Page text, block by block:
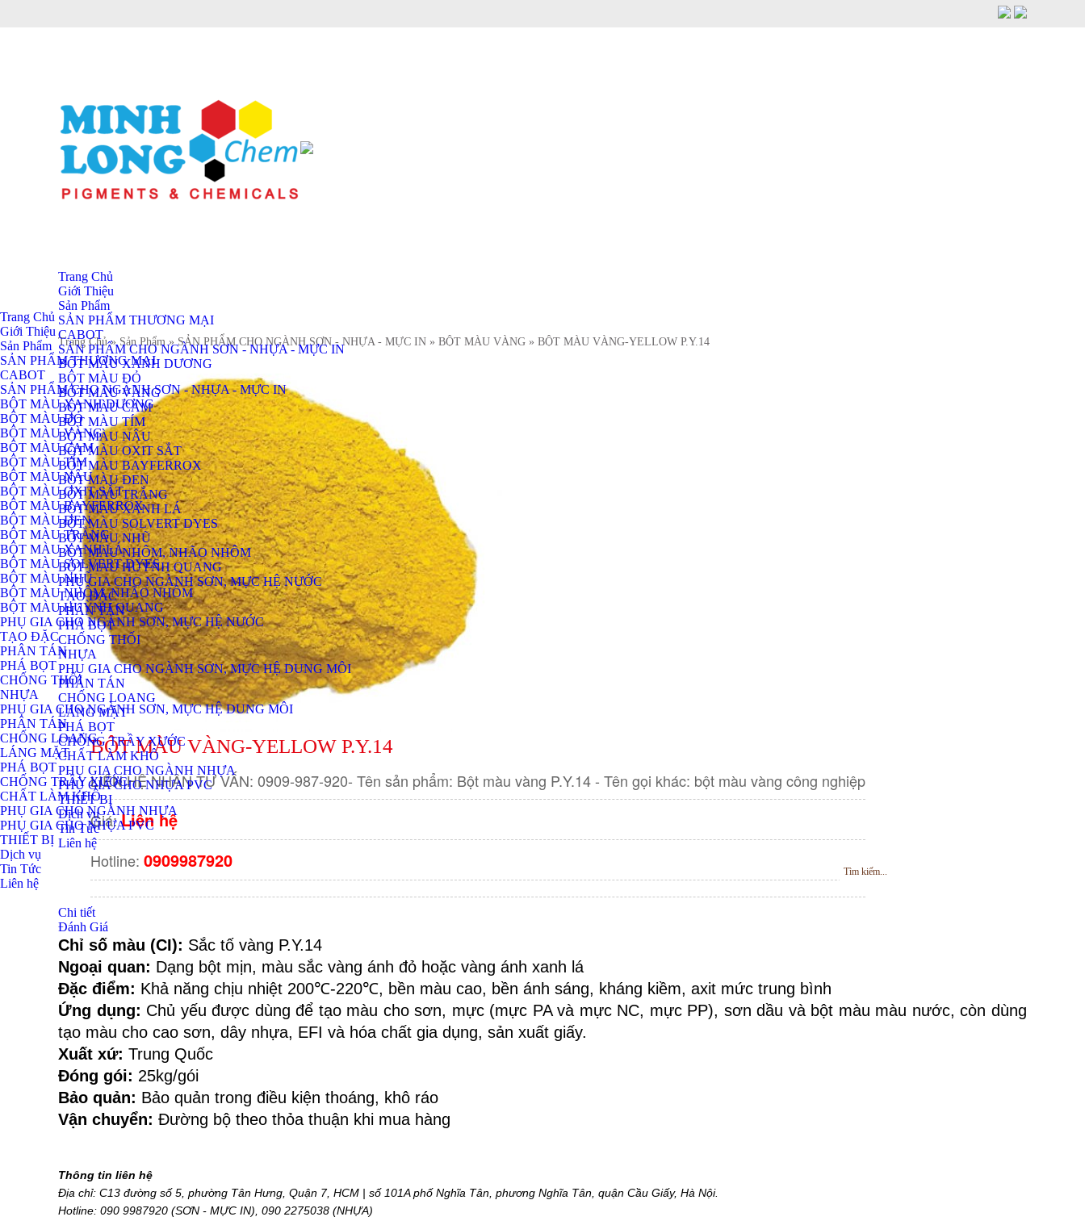
Trang Chủ
Giới Thiệu
Sản Phẩm
SẢN PHẨM THƯƠNG MẠI
CABOT
SẢN PHẨM CHO NGÀNH SƠN - NHỰA - MỰC IN
BỘT MÀU XANH DƯƠNG
BỘT MÀU ĐỎ
BỘT MÀU VÀNG
BỘT MÀU CAM
BỘT MÀU TÍM
BỘT MÀU NÂU
BỘT MÀU OXIT SẮT
BỘT MÀU BAYFERROX
BỘT MÀU ĐEN
BỘT MÀU TRẮNG
BỘT MÀU XANH LÁ
BỘT MÀU SOLVERT DYES
BỘT MÀU NHŨ
BỘT MÀU NHÔM, NHÃO NHÔM
BỘT MÀU HUỲNH QUANG
PHỤ GIA CHO NGÀNH SƠN, MỰC HỆ NƯỚC
TẠO ĐẶC
PHÂN TÁN
PHÁ BỌT
CHỐNG THỐI
NHỰA
PHỤ GIA CHO NGÀNH SƠN, MỰC HỆ DUNG MÔI
PHÂN TÁN
CHỐNG LOANG
LÁNG MẶT
PHÁ BỌT
CHỐNG TRẦY XƯỚC
CHẤT LÀM KHÔ
PHỤ GIA CHO NGÀNH NHỰA
PHỤ GIA CHO NHỰA PVC
THIẾT BỊ
Dịch vụ
Tin Tức
Liên hệ
Trang Chủ
Giới Thiệu
Sản Phẩm
SẢN PHẨM THƯƠNG MẠI
CABOT
SẢN PHẨM CHO NGÀNH SƠN - NHỰA - MỰC IN
BỘT MÀU XANH DƯƠNG
BỘT MÀU ĐỎ
BỘT MÀU VÀNG
BỘT MÀU CAM
BỘT MÀU TÍM
BỘT MÀU NÂU
BỘT MÀU OXIT SẮT
BỘT MÀU BAYFERROX
BỘT MÀU ĐEN
BỘT MÀU TRẮNG
BỘT MÀU XANH LÁ
BỘT MÀU SOLVERT DYES
BỘT MÀU NHŨ
BỘT MÀU NHÔM, NHÃO NHÔM
BỘT MÀU HUỲNH QUANG
PHỤ GIA CHO NGÀNH SƠN, MỰC HỆ NƯỚC
TẠO ĐẶC
PHÂN TÁN
PHÁ BỌT
CHỐNG THỐI
NHỰA
PHỤ GIA CHO NGÀNH SƠN, MỰC HỆ DUNG MÔI
PHÂN TÁN
CHỐNG LOANG
LÁNG MẶT
PHÁ BỌT
CHỐNG TRẦY XƯỚC
CHẤT LÀM KHÔ
PHỤ GIA CHO NGÀNH NHỰA
PHỤ GIA CHO NHỰA PVC
THIẾT BỊ
Dịch vụ
Tin Tức
Liên hệ
Trang Chủ » Sản Phẩm » SẢN PHẨM CHO NGÀNH SƠN - NHỰA - MỰC IN » BỘT MÀU VÀNG » BỘT MÀU VÀNG-YELLOW P.Y.14
BỘT MÀU VÀNG-YELLOW P.Y.14
LIÊN HỆ NHẬN TƯ VẤN: 0909-987-920- Tên sản phẩm: Bột màu vàng P.Y.14 - Tên gọi khác: bột màu vàng công nghiệp
Giá:Liên hệ
Hotline: 0909987920
Chi tiết
Đánh Giá
Chỉ số màu (CI): Sắc tố vàng P.Y.14
Ngoại quan: Dạng bột mịn, màu sắc vàng ánh đỏ hoặc vàng ánh xanh lá
Đặc điểm: Khả năng chịu nhiệt 200℃-220℃, bền màu cao, bền ánh sáng, kháng kiềm, axit mức trung bình
Ứng dụng: Chủ yếu được dùng để tạo màu cho sơn, mực (mực PA và mực NC, mực PP), sơn dầu và bột màu màu nước, còn dùng
tạo màu cho cao sơn, dây nhựa, EFI và hóa chất gia dụng, sản xuất giấy.
Xuất xứ: Trung Quốc
Đóng gói: 25kg/gói
Bảo quản: Bảo quản trong điều kiện thoáng, khô ráo
Vận chuyển: Đường bộ theo thỏa thuận khi mua hàng
Thông tin liên hệ
Địa chỉ: C13 đường số 5, phường Tân Hưng, Quận 7, HCM | số 101A phố Nghĩa Tân, phương Nghĩa Tân, quận Cầu Giấy, Hà Nội.
Hotline: 090 9987920 (SƠN - MỰC IN), 090 2275038 (NHỰA)